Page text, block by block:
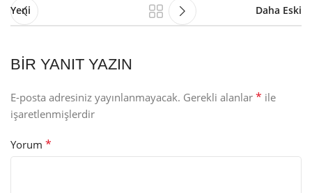
Yeni Daha Eski
BIR YANIT YAZIN
E-posta adresiniz yayınlanmayacak. Gerekli alanlar * ile
işaretlenmişlerdir
Yorum *